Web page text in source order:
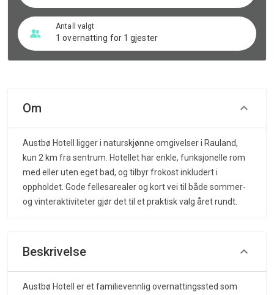
Antall valgt
1 overnatting for 1 gjester
Om
Austbø Hotell ligger i naturskjønne omgivelser i Rauland,
kun 2 km fra sentrum. Hotellet har enkle, funksjonelle rom
med eller uten eget bad, og tilbyr frokost inkludert i
oppholdet. Gode fellesarealer og kort vei til både sommer-
og vinteraktiviteter gjør det til et praktisk valg året rundt.
Beskrivelse
Austbø Hotell er et familievennlig overnattingssted som